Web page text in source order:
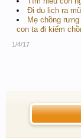
Đi du lịch ra
Mẹ chồng
con ta đi kiếm
1/4/17